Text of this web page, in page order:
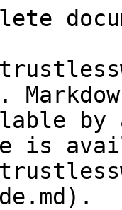
by
is